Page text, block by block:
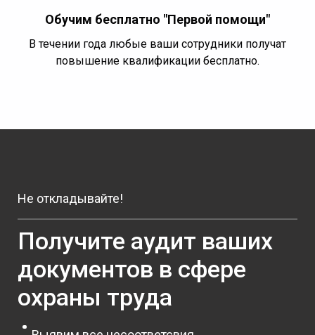
Обучим бесплатно "Первой помощи"
В течении года любые ваши сотрудники получат
повышение квалификации бесплатно.
Не откладывайте!
Получите аудит ваших
документов в сфере
охраны труда